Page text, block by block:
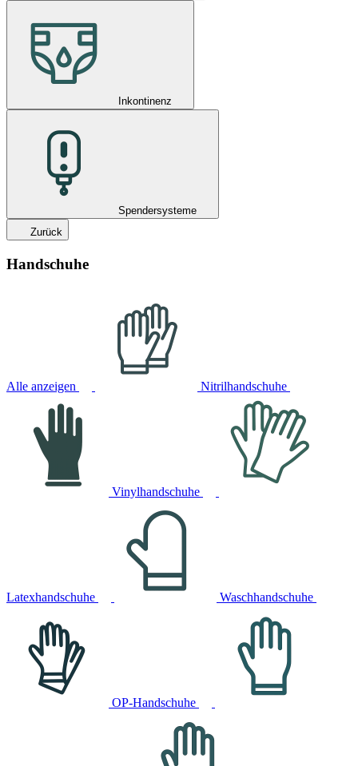
Inkontinenz
Spendersysteme
Zurück
Handschuhe
Alle anzeigen Nitrilhandschuhe
Vinylhandschuhe
Latexhandschuhe Waschhandschuhe
OP-Handschuhe